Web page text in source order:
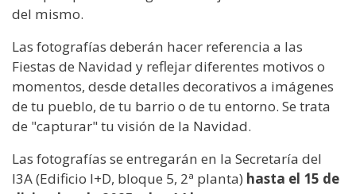
del mismo.
Las fotografías deberán hacer referencia a las
Fiestas de Navidad y reflejar diferentes motivos o
momentos, desde detalles decorativos a imágenes
de tu pueblo, de tu barrio o de tu entorno. Se trata
de "capturar" tu visión de la Navidad.
Las fotografías se entregarán en la Secretaría del
I3A (Edificio I+D, bloque 5, 2ª planta) hasta el 15 de